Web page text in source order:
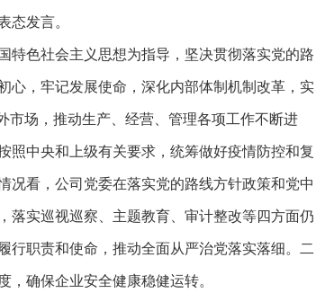
态发言。
特色社会主义思想为指导，坚决贯彻落实党的路
心，牢记发展使命，深化内部体制机制改革，实
场，推动生产、经营、管理各项工作不断进
照中央和上级有关要求，统筹做好疫情防控和复
况看，公司党委在落实党的路线方针政策和党中
落实巡视巡察、主题教育、审计整改等四方面仍
行职责和使命，推动全面从严治党落实落细。二
确保企业安全健康稳健运转。